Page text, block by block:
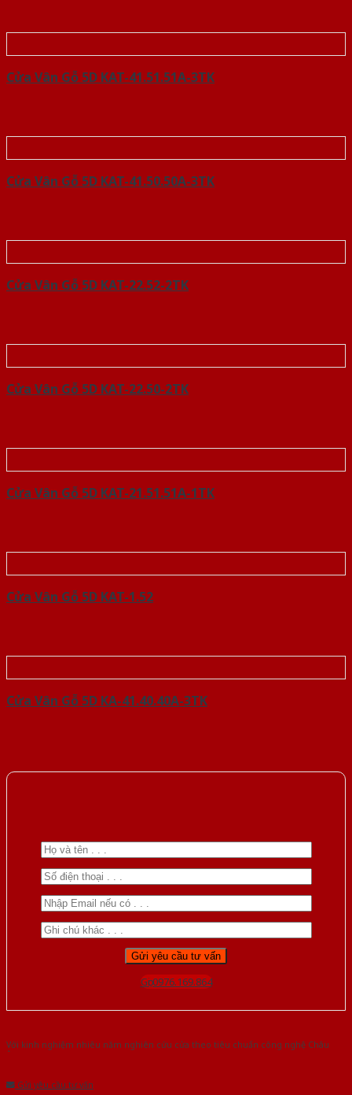
Cửa Vân Gỗ 5D KAT-41.51.51A-3TK
Cửa Vân Gỗ 5D KAT-41.50.50A-3TK
Cửa Vân Gỗ 5D KAT-22.52-2TK
Cửa Vân Gỗ 5D KAT-22.50-2TK
Cửa Vân Gỗ 5D KAT-21.51.51A-1TK
Cửa Vân Gỗ 5D KAT-1.52
Cửa Vân Gỗ 5D KA-41.40.40A-3TK
Gọi 0976.169.864
Với kinh nghiệm nhiêu năm nghiên cứu cửa theo tiêu chuẩn công nghệ Châu
Âu.Chúng tôi tự tin là nhà sản xuất & cung cấp hàng đầu tại Việt Nam!
Gửi yêu cầu tư vấn